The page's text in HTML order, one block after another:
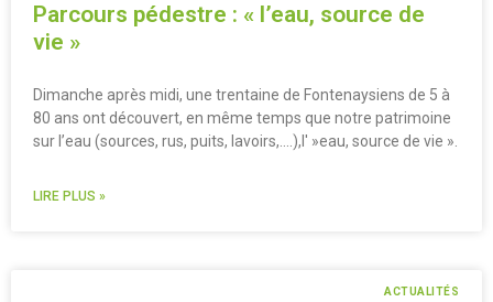
Parcours pédestre : « l’eau, source de
vie »
Dimanche après midi, une trentaine de Fontenaysiens de 5 à
80 ans ont découvert, en même temps que notre patrimoine
sur l’eau (sources, rus, puits, lavoirs,….),l' »eau, source de vie ».
LIRE PLUS »
ACTUALITÉS